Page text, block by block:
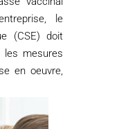
le
(CSE) doit
mesures
en oeuvre,